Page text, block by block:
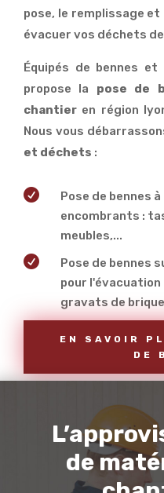
pose, le remplissage
évacuer vos déchets
Équipés de bennes et
propose la pose de
chantier en région
Nous vous
et déchets :

Pose de bennes
encombrants :
meubles,...

Pose de bennes
pour
gravats de
EN SAVOIR
DE
de